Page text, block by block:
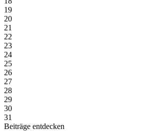
19
20
21
22
23
24
25
26
27
28
29
30
31
Beiträge entdecken